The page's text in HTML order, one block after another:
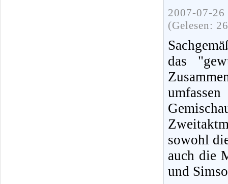
2007-07-
(Gelesen:
das
sowohl
auch die
und